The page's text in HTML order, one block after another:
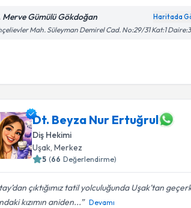
Merve Gümülü Gökdoğan Haritada
Mah. Süleyman Demirel Cad. No:29/31 Kat:1 Daire:3
Dt. Beyza Nur Ertuğrul
Diş Hekimi
Uşak, Merkez
5 (66 Değerlendirme)
çıktığımız tatil yolculuğunda Uşak’tan
kızımın aniden...
Devamı